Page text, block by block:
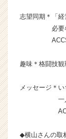
志望同期＊「経
必要な経験
ACCSにあ
趣味＊格闘技観
メッセージ＊
一人前の
ACCSで
◆横山さんの取